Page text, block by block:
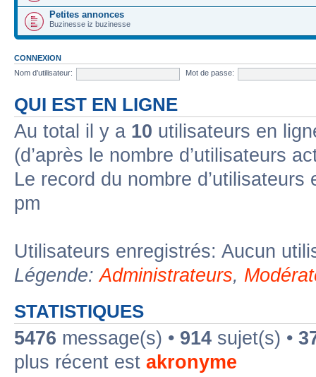
Petites annonces
Buzinesse iz buzinesse
CONNEXION
Nom d’utilisateur:
Mot de passe:
QUI EST EN LIGNE
Au total il y a 10 utilisateurs en
(d’après le nombre d’utilisateurs
Le record du nombre
pm
Utilisateurs enregistrés: Aucun
Légende:Administrateurs,
STATISTIQUES
5476 message(s) • 914 sujet(s) •
plus récent est akronyme